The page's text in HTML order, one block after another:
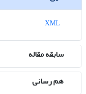
سابقه مقاله
هم رسانی